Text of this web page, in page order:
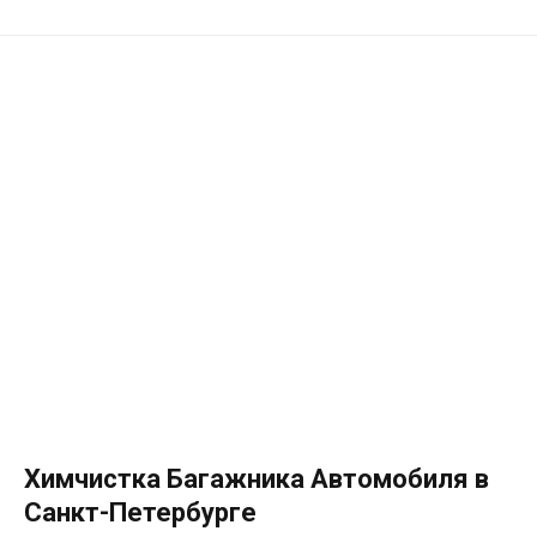
Химчистка Багажника Автомобиля в
Санкт-Петербурге